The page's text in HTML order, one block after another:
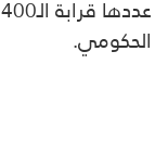
الحكومي.